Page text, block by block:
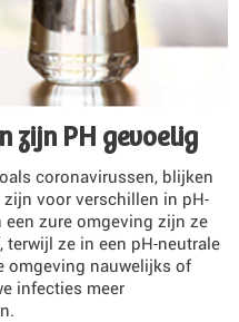
zijn PH gevoelig
coronavirussen, blijken
voor verschillen in pH-
een zure omgeving zijn ze
terwijl ze in een pH-neutrale
omgeving nauwelijks of
infecties meer